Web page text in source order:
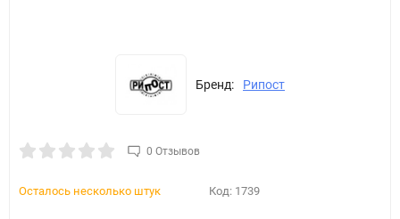
Бренд: Рипост
0 Отзывов
Осталось несколько штук Код: 1739